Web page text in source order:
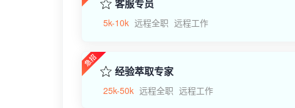
客服专员
5k-10k 远程全职 远程工作
经验萃取专家
25k-50k 远程全职 远程工作